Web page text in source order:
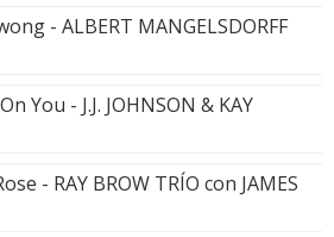
- ALBERT MANGELSDORFF
You - J.J. JOHNSON & KAY
- RAY BROW TRÍO con JAMES